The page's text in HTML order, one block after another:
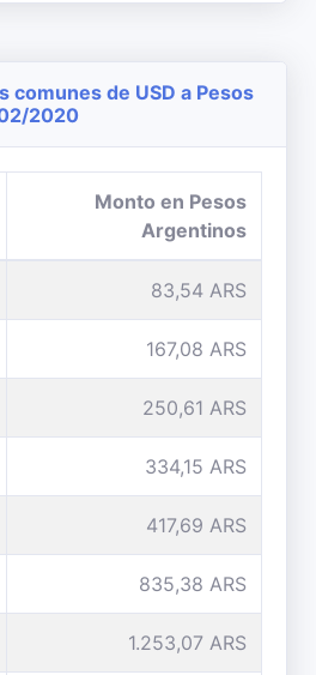
comunes de USD a Pesos
2020
Monto en Pesos
Argentinos
83,54 ARS
167,08 ARS
250,61 ARS
334,15 ARS
417,69 ARS
835,38 ARS
1.253,07 ARS